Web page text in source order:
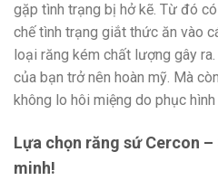
gặp tình trạng bị hở kẽ. Từ đó
chế tình trạng giắt thức ăn vào
loại răng kém chất lượng gây
của bạn trở nên hoàn mỹ. Mà
không lo hôi miệng do phục
Lựa chọn răng sứ Cercon
minh!